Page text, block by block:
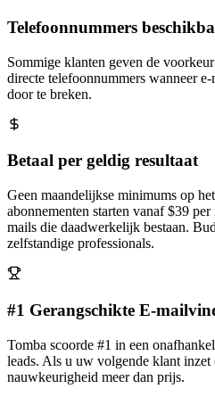
Telefoonnummers
Sommige klanten geven de
directe telefoonnummers wanneer
door te breken.
Betaal per geldig resultaat
Geen maandelijkse minimums op
abonnementen starten vanaf $39
mails die daadwerkelijk bestaan.
zelfstandige professionals.
#1 Gerangschikte E-
Tomba scoorde #1 in een
leads. Als u uw volgende klant inzet
nauwkeurigheid meer dan prijs.